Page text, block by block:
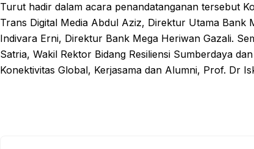
Turut hadir dalam acara penandatanganan tersebut
Trans Digital Media Abdul Aziz, Direktur Utama Bank
Indivara Erni, Direktur Bank Mega Heriwan Gazali.
Satria, Wakil Rektor Bidang Resiliensi Sumberdaya
Konektivitas Global, Kerjasama dan Alumni, Prof. Dr